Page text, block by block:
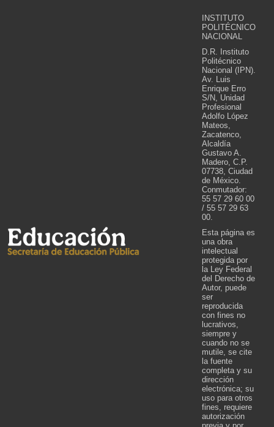
INSTITUTO
POLITÉCNICO
NACIONAL
D.R. Instituto
Politécnico
Nacional (IPN).
Av. Luis
Enrique Erro
S/N, Unidad
Profesional
Adolfo López
Mateos,
Zacatenco,
Alcaldía
Gustavo A.
Madero, C.P.
07738, Ciudad
de México.
Conmutador:
55 57 29 60 00
/ 55 57 29 63
00.
Esta página es
una obra
intelectual
protegida por
la Ley Federal
del Derecho de
Autor, puede
ser
reproducida
con fines no
lucrativos,
siempre y
cuando no se
mutile, se cite
la fuente
completa y su
dirección
electrónica; su
uso para otros
fines, requiere
autorización